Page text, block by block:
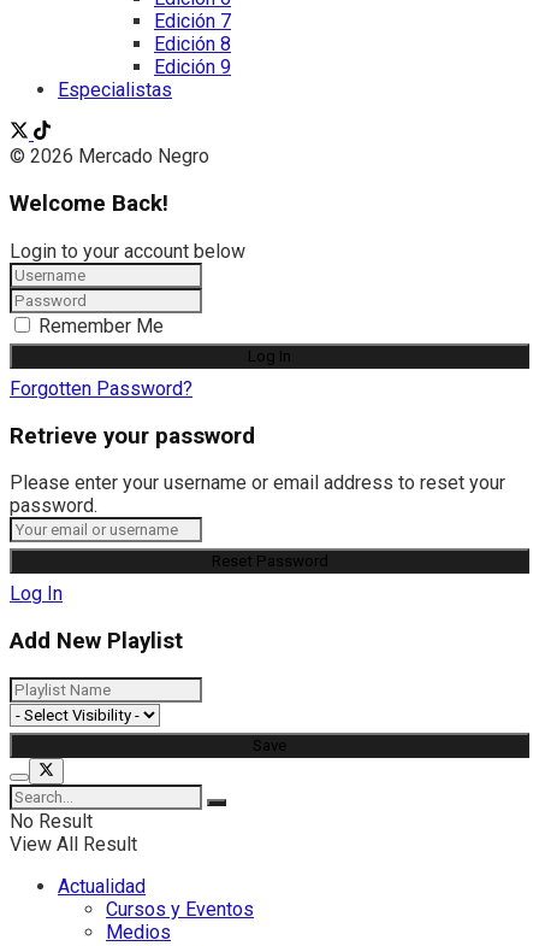
Edición 7
Edición 8
Edición 9
Especialistas
© 2026 Mercado Negro
Welcome Back!
Login to your account below
Remember Me
Forgotten Password?
Retrieve your password
Please enter your username or email address to reset your
password.
Log In
Add New Playlist
No Result
View All Result
Actualidad
Cursos y Eventos
Medios